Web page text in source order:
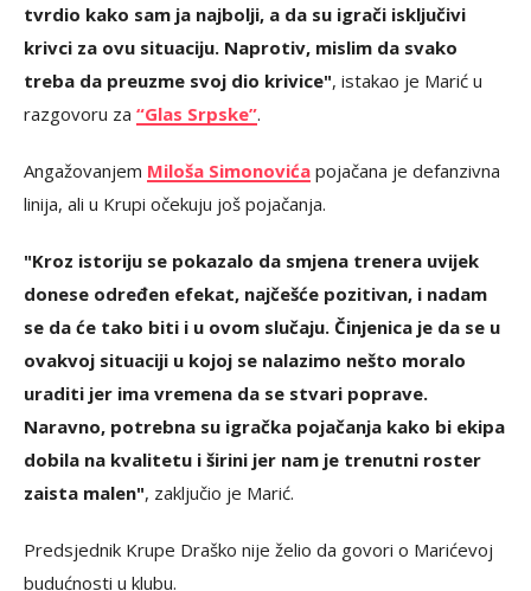
tvrdio kako sam ja najbolji, a da su igrači isključivi
krivci za ovu situaciju. Naprotiv, mislim da svako
treba da preuzme svoj dio krivice", istakao je Marić u
razgovoru za “Glas Srpske”.
Angažovanjem Miloša Simonovića pojačana je defanzivna
linija, ali u Krupi očekuju još pojačanja.
"Kroz istoriju se pokazalo da smjena trenera uvijek
donese određen efekat, najčešće pozitivan, i nadam
se da će tako biti i u ovom slučaju. Činjenica je da se u
ovakvoj situaciji u kojoj se nalazimo nešto moralo
uraditi jer ima vremena da se stvari poprave.
Naravno, potrebna su igračka pojačanja kako bi ekipa
dobila na kvalitetu i širini jer nam je trenutni roster
zaista malen", zaključio je Marić.
Predsjednik Krupe Draško nije želio da govori o Marićevoj
budućnosti u klubu.